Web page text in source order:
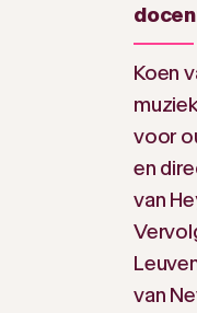
Koen
voor
en
van
van